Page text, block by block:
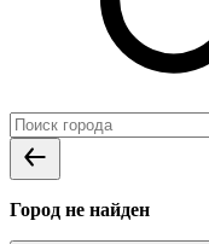
Город не найден